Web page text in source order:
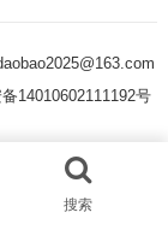
14010602111192号
搜索